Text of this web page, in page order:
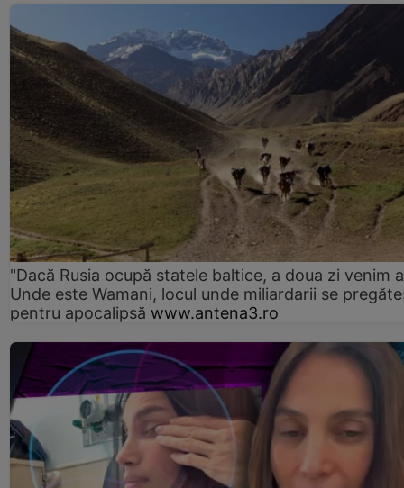
"Dacă Rusia ocupă statele baltice, a doua zi venim
Unde este Wamani, locul unde miliardarii se
pentru apocalipsă www.antena3.ro